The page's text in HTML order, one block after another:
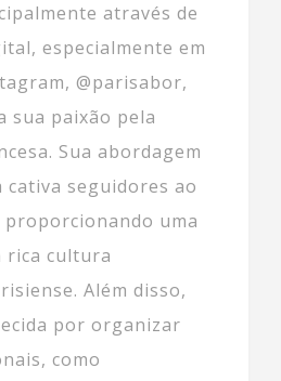
através de
especialmente em
@parisabor,
sua paixão pela
Sua abordagem
cativa seguidores ao
uma
rica cultura
Além disso,
por organizar
como